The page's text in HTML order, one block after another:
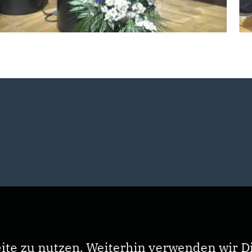
zu nutzen. Weiterhin verwenden wir